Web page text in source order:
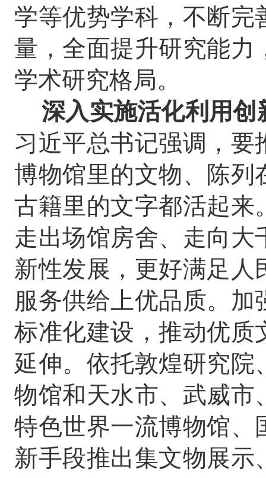
学等优势学科，不断
量，全面提升研究能力
学术研究格局。
深入实施活化利用
习近平总书记强调，
博物馆里的文物、陈列
古籍里的文字都活起来
走出场馆房舍、走向
新性发展，更好满足
服务供给上优品质。
标准化建设，推动优质
延伸。依托敦煌研究
物馆和天水市、武威市
特色世界一流博物馆、
新手段推出集文物展